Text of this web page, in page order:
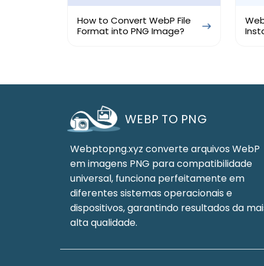
How to Convert WebP File
Format into PNG Image?
WEBP TO PNG
Webptopng.xyz converte arquivos WebP
em imagens PNG para compatibilidade
universal, funciona perfeitamente em
diferentes sistemas operacionais e
dispositivos, garantindo resultados da
alta qualidade.